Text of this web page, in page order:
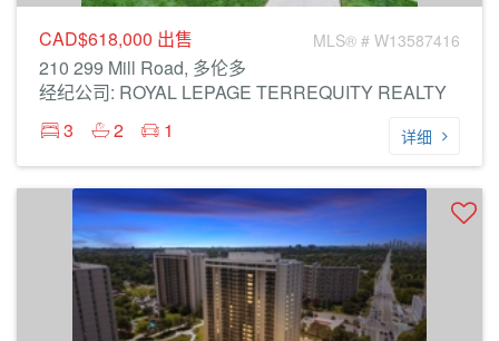
CAD$618,000 出售 MLS® # W13587416
210 299 Mill Road, 多伦多
经纪公司: ROYAL LEPAGE TERREQUITY REALTY
3
2 1 详细